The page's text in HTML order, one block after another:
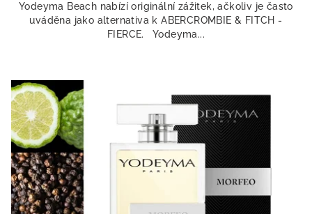
z
5
hvězdiček.
Yodeyma Beach nabízí originální zážitek, ačkoliv je často
uváděna jako alternativa k ABERCROMBIE & FITCH -
FIERCE. Yodeyma...